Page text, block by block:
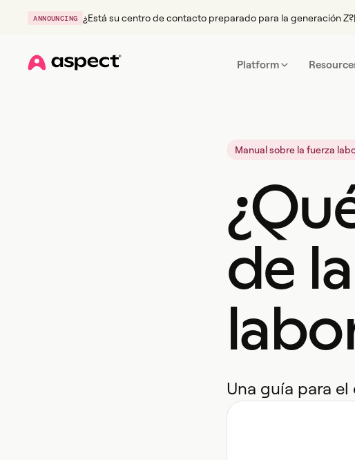
ANNOUNCING ¿Está su centro de contacto preparado para la generación Z?|
Platform
Manual sobre la fuerza
de
Una guía para